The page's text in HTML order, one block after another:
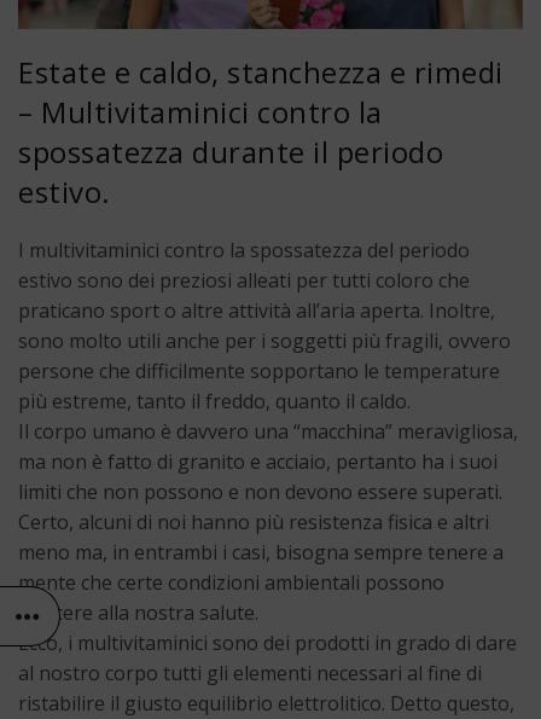
Estate e caldo, stanchezza e rimedi
– Multivitaminici contro la
spossatezza durante il periodo
estivo.
I multivitaminici contro la spossatezza del periodo
estivo sono dei preziosi alleati per tutti coloro che
praticano sport o altre attività all’aria aperta. Inoltre,
sono molto utili anche per i soggetti più fragili, ovvero
persone che difficilmente sopportano le temperature
più estreme, tanto il freddo, quanto il caldo.
Il corpo umano è davvero una “macchina” meravigliosa,
ma non è fatto di granito e acciaio, pertanto ha i suoi
limiti che non possono e non devono essere superati.
Certo, alcuni di noi hanno più resistenza fisica e altri
meno ma, in entrambi i casi, bisogna sempre tenere a
mente che certe condizioni ambientali possono
nuocere alla nostra salute.
Ecco, i multivitaminici sono dei prodotti in grado di dare
al nostro corpo tutti gli elementi necessari al fine di
ristabilire il giusto equilibrio elettrolitico. Detto questo,